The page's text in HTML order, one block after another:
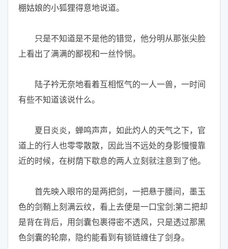
棚姑娘的小狐狸得意地说道。
只是不知道是不是他的错觉，他分明从那张尖脸
上看出了满满的鄙视和一丝怜悯。
陆子衿无奈地看着互相怄气的一人一兽，一时间
有些不知道该说什么。
夏日炎炎，蝉鸣声声，如此灼人的天气之下，官
道上的行人也零零散散，因此当不远处的身影慢慢靠
近的时候，在树荫下歇息的两人立刻就注意到了他。
首先映入眼帘的是两把剑，一把悬于腰间，墨玉
色的剑鞘上刻满云纹，看上去便是一口宝剑;第二把却
是背在背后，用剑囊包裹得密不透风，只是透过那黑
色剑囊的轮廓，隐约能看到有锁链缠住了剑身。